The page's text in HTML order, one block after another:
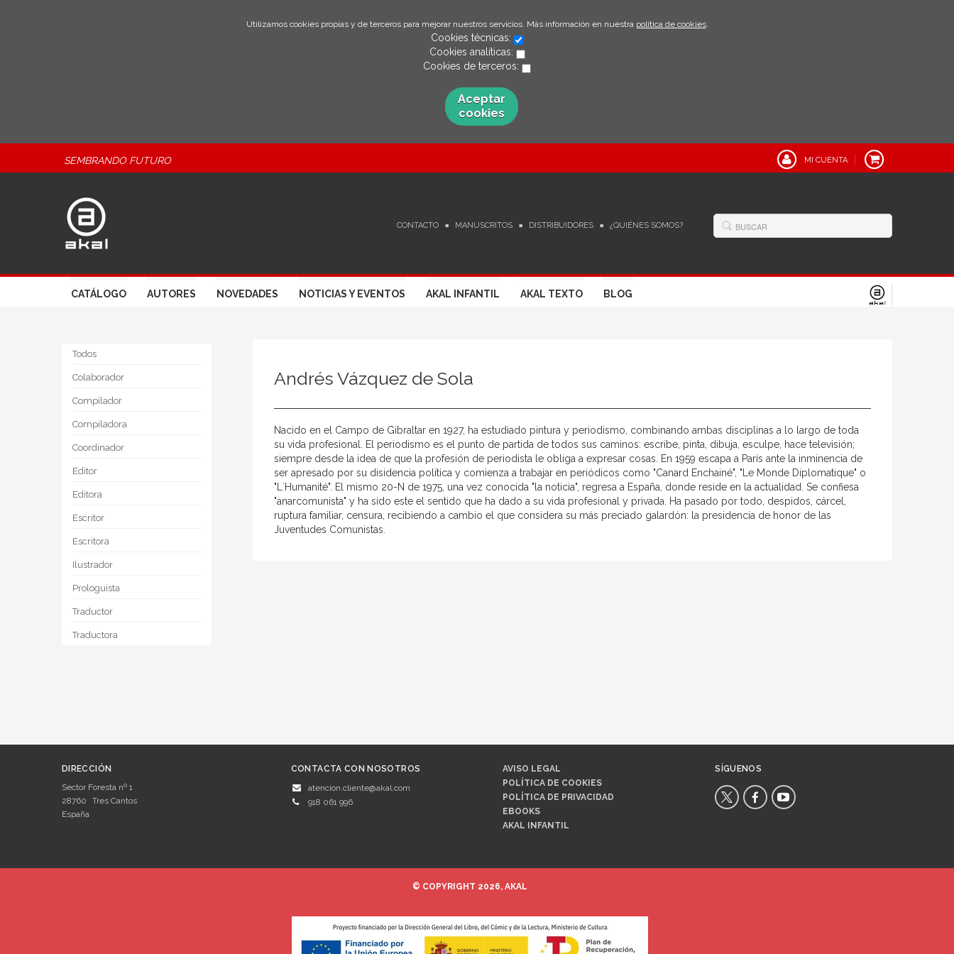
Utilizamos cookies propias y de terceros para mejorar nuestros servicios. Más información en nuestra política de cookies.
Cookies técnicas:
Cookies analíticas:
Cookies de terceros:
Aceptar
cookies
SEMBRANDO FUTURO MI CUENTA
CONTACTO MANUSCRITOS DISTRIBUIDORES ¿QUIÉNES SOMOS?
CATÁLOGO AUTORES NOVEDADES NOTICIAS Y EVENTOS AKAL INFANTIL AKAL TEXTO BLOG
Todos
Colaborador
Compilador
Compiladora
Coordinador
Editor
Editora
Escritor
Escritora
Ilustrador
Prologuista
Traductor
Traductora
Andrés Vázquez de Sola
Nacido en el Campo de Gibraltar en 1927, ha estudiado pintura y periodismo, combinando ambas disciplinas a lo largo de toda
su vida profesional. El periodismo es el punto de partida de todos sus caminos: escribe, pinta, dibuja, esculpe, hace televisión;
siempre desde la idea de que la profesión de periodista le obliga a expresar cosas. En 1959 escapa a París ante la inminencia de
ser apresado por su disidencia política y comienza a trabajar en periódicos como "Canard Enchainé", "Le Monde Diplomatique" o
"L´Humanité". El mismo 20-N de 1975, una vez conocida "la noticia", regresa a España, donde reside en la actualidad. Se confiesa
"anarcomunista" y ha sido este el sentido que ha dado a su vida profesional y privada. Ha pasado por todo, despidos, cárcel,
ruptura familiar, censura, recibiendo a cambio el que considera su más preciado galardón: la presidencia de honor de las
Juventudes Comunistas.
DIRECCIÓN
Sector Foresta nº 1
28760
Tres Cantos
España
CONTACTA CON NOSOTROS
atencion.cliente@akal.com
918 061 996
AVISO LEGAL
POLÍTICA DE COOKIES
POLÍTICA DE PRIVACIDAD
EBOOKS
AKAL INFANTIL
SÍGUENOS
© COPYRIGHT 2026, AKAL